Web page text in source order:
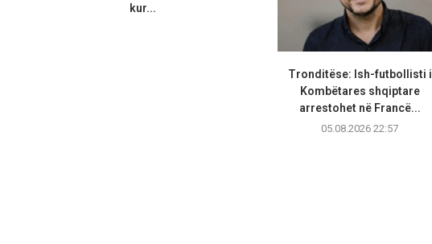
Tronditëse: Ish-futbollisti i
Kombëtares shqiptare
arrestohet në Francë...
05.08.2026 22:57
kur...